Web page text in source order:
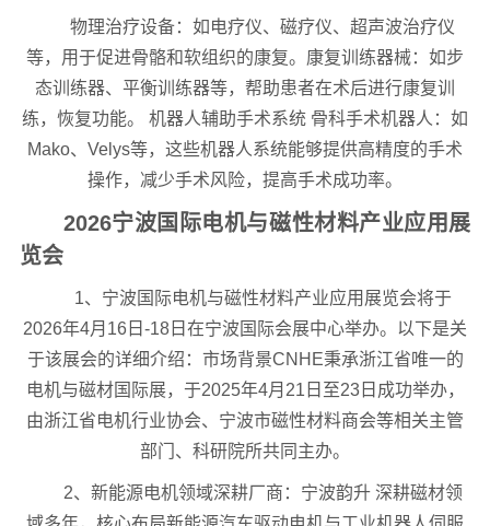
物理治疗设备：如电疗仪、磁疗仪、超声波治疗仪
等，用于促进骨骼和软组织的康复。康复训练器械：如步
态训练器、平衡训练器等，帮助患者在术后进行康复训
练，恢复功能。 机器人辅助手术系统 骨科手术机器人：如
Mako、Velys等，这些机器人系统能够提供高精度的手术
操作，减少手术风险，提高手术成功率。
2026宁波国际电机与磁性材料产业应用展
览会
1、宁波国际电机与磁性材料产业应用展览会将于
2026年4月16日-18日在宁波国际会展中心举办。以下是关
于该展会的详细介绍：市场背景CNHE秉承浙江省唯一的
电机与磁材国际展，于2025年4月21日至23日成功举办，
由浙江省电机行业协会、宁波市磁性材料商会等相关主管
部门、科研院所共同主办。
2、新能源电机领域深耕厂商：宁波韵升 深耕磁材领